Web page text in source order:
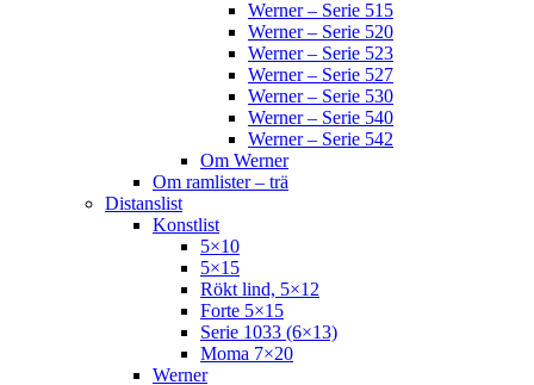
Werner – Serie 515
Werner – Serie 520
Werner – Serie 523
Werner – Serie 527
Werner – Serie 530
Werner – Serie 540
Werner – Serie 542
Om Werner
Om ramlister – trä
Distanslist
Konstlist
5×10
5×15
Rökt lind, 5×12
Forte 5×15
Serie 1033 (6×13)
Moma 7×20
Werner